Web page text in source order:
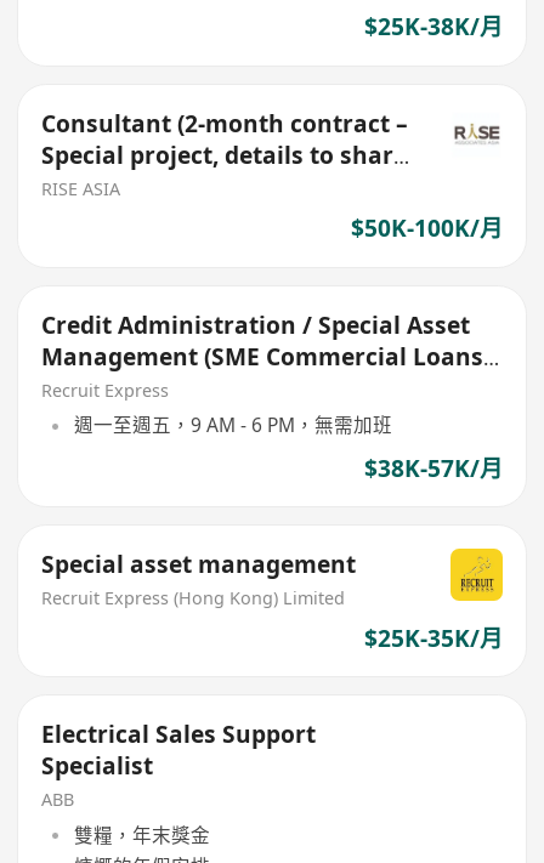
$25K-38K/月
Consultant (2-month contract –
Special project, details to share
over a call)
RISE ASIA
$50K-100K/月
Credit Administration / Special Asset
Management (SME Commercial Loans)
#RWF
Recruit Express
週一至週五，9 AM - 6 PM，無需加班
$38K-57K/月
Special asset management
Recruit Express (Hong Kong) Limited
$25K-35K/月
Electrical Sales Support
Specialist
ABB
雙糧，年末獎金